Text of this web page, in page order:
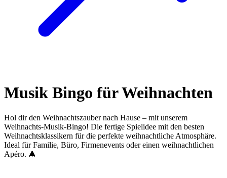
Musik Bingo für Weihnachten
Hol dir den Weihnachtszauber nach Hause – mit unserem
Weihnachts-Musik-Bingo! Die fertige Spielidee mit den besten
Weihnachtsklassikern für die perfekte weihnachtliche Atmosphäre.
Ideal für Familie, Büro, Firmenevents oder einen weihnachtlichen
Apéro. 🎄